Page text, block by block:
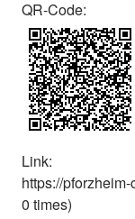
QR-Code:
Link:
https://
0 times)